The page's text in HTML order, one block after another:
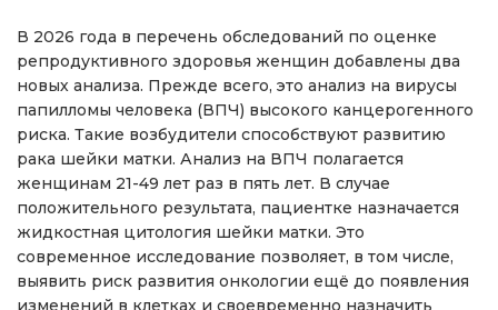
В 2026 года в перечень обследований по оценке
репродуктивного здоровья женщин добавлены два
новых анализа. Прежде всего, это анализ на вирусы
папилломы человека (ВПЧ) высокого канцерогенного
риска. Такие возбудители способствуют развитию
рака шейки матки. Анализ на ВПЧ полагается
женщинам 21-49 лет раз в пять лет. В случае
положительного результата, пациентке назначается
жидкостная цитология шейки матки. Это
современное исследование позволяет, в том числе,
выявить риск развития онкологии ещё до появления
изменений в клетках и своевременно назначить